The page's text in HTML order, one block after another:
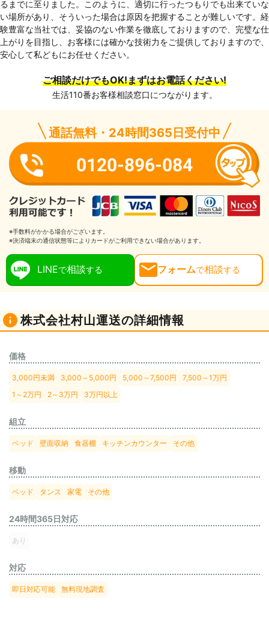
るまでに至りました。このように、適切に行ったつもりでも出来ていな
い場所があり、そういった場合は原因を把握することが難しいです。経
験豊富な当社では、妥協のない作業を徹底しておりますので、完璧な仕
上がりを目指し、お客様には確かな技術力をご提供しておりますので、
安心して私どもにお任せください。
ご相談だけでもOK!まずはお電話ください!
生活110番お客様相談窓口につながります。
通話無料・24時間365日受付中
0120-896-084
※手数料がかかる場合がございます。
※決済端末の通信状態等によりカードがご利用できない場合があります。
LINEで相談する フォームで相談する
株式会社村山運送の詳細情報
価格
3,000円未満 3,000～5,000円 5,000～7,500円
7,500～1万円
1～2万円
2～3万円 3万円以上
組立
ベッド 壁面収納 食器棚 キッチンカウンター その他
移動
ベッド タンス 家電 その他
24時間365日対応
あり
対応
即日対応可能 無料現地調査